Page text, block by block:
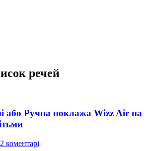
речей
або Ручна поклажа Wizz Air на
2 коментарі